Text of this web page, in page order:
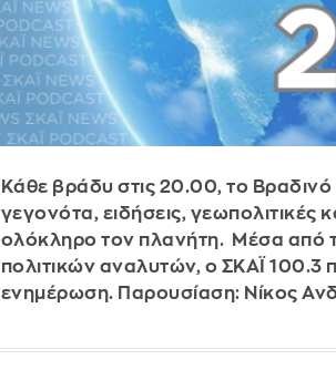
Κάθε βράδυ στις 20.00, το Βραδινό
γεγονότα, ειδήσεις, γεωπολιτικές
ολόκληρο τον πλανήτη. Μέσα από
πολιτικών αναλυτών, ο ΣΚΑΪ 100.3
ενημέρωση. Παρουσίαση: Νίκος